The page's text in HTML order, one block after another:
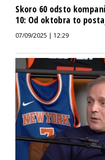
Skoro 60 odsto
10: Od oktobra to
07/09/2025 | 12:29